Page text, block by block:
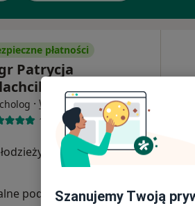
płatności
Patrycja
· Więcej
15 opinii
i dorosłych
podejścieSzanujemy Twoją